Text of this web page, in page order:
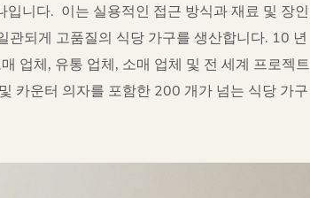
입니다. 이는 실용적인 접근 방식과 재료 및 장인
되게 고품질의 식당 가구를 생산합니다. 10 년
업체, 유통 업체, 소매 업체 및 전 세계 프로젝트
카운터 의자를 포함한 200 개가 넘는 식당 가구